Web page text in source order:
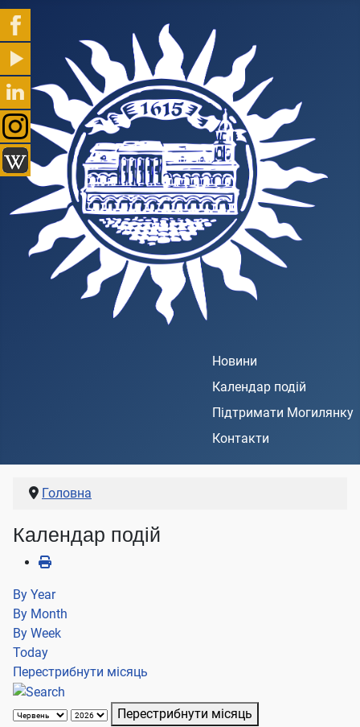
Новини
Календар подій
Підтримати Могилянку
Контакти
Головна
Календар подій
By Year
By Month
By Week
Today
Перестрибнути місяць
Перестрибнути місяць